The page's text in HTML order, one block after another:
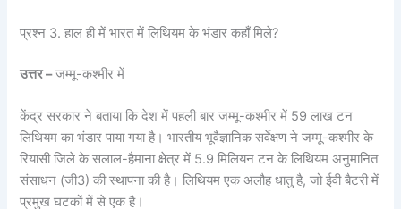
प्रश्न 3. हाल ही में भारत में लिथियम के भंडार कहाँ मिले?
उत्तर –जम्मू-कश्मीर में
केंद्र सरकार ने बताया कि देश में पहली बार जम्मू-कश्मीर में 59 लाख टन
लिथियम का भंडार पाया गया है। भारतीय भूवैज्ञानिक सर्वेक्षण ने जम्मू-कश्मीर के
रियासी जिले के सलाल-हैमाना क्षेत्र में 5.9 मिलियन टन के लिथियम अनुमानित
संसाधन (जी3) की स्थापना की है। लिथियम एक अलौह धातु है, जो ईवी बैटरी में
प्रमुख घटकों में से एक है।